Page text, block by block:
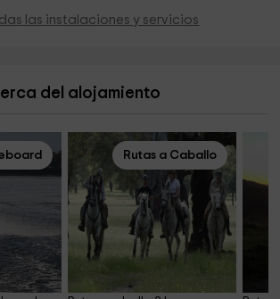
las instalaciones y servicios
del alojamiento
Rutas a Caballo